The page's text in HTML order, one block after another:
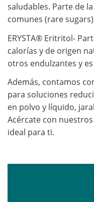
saludables. Parte de
comunes (rare sugars)
ERYSTA® Eritritol-
calorías y de origen
otros endulzantes y
Además, contamos
para soluciones
en polvo y líquido,
Acércate con
ideal para ti.